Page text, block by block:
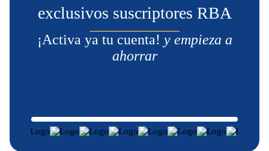
exclusivos suscriptores RBA
¡Activa ya tu cuenta! y empieza a
ahorrar